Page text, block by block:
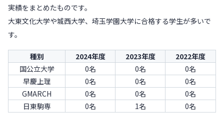
実績をまとめたものです。
大東文化大学や城西大学、埼玉学園大学に合格する学生が多いで
す。
種別 2024年度 2023年度
2022年度
国公立大学
0名 0名
0名
早慶上理
0名 0名
0名
GMARCH
0名 0名
0名
日東駒専
0名 1名 0名